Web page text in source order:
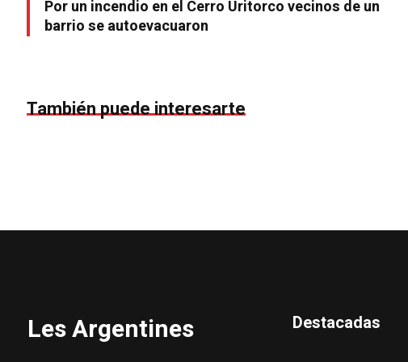
Por un incendio en el Cerro Uritorco vecinos de un
barrio se autoevacuaron
También puede interesarte
Les Argentines Destacadas